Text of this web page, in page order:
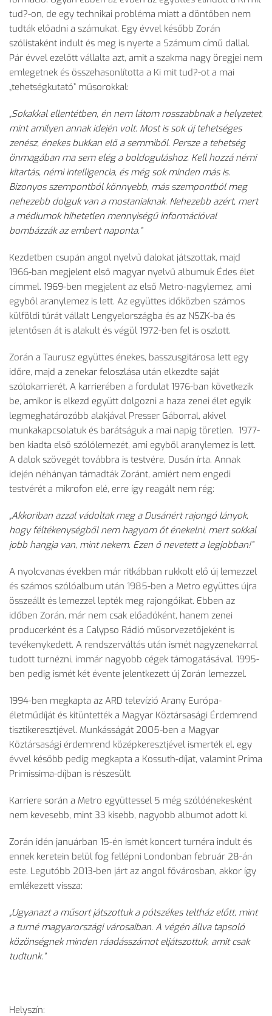
tud?-on, de egy technikai probléma miatt a döntőben nem
tudták előadni a számukat. Egy évvel később Zorán
szólistaként indult és meg is nyerte a Számum című dallal.
Pár évvel ezelőtt vállalta azt, amit a szakma nagy öregjei nem
emlegetnek és összehasonlította a Ki mit tud?-ot a mai
„tehetségkutató” műsorokkal:
„Sokakkal ellentétben, én nem látom rosszabbnak a helyzetet,
mint amilyen annak idején volt. Most is sok új tehetséges
zenész, énekes bukkan elő a semmiből. Persze a tehetség
önmagában ma sem elég a boldoguláshoz. Kell hozzá némi
kitartás, némi intelligencia, és még sok minden más is.
Bizonyos szempontból könnyebb, más szempontból meg
nehezebb dolguk van a mostaniaknak. Nehezebb azért, mert
a médiumok hihetetlen mennyiségű információval
bombázzák az embert naponta.”
Kezdetben csupán angol nyelvű dalokat játszottak, majd
1966-ban megjelent első magyar nyelvű albumuk Édes élet
címmel. 1969-ben megjelent az első Metro-nagylemez, ami
egyből aranylemez is lett. Az együttes időközben számos
külföldi túrát vállalt Lengyelországba és az NSZK-ba és
jelentősen át is alakult és végül 1972-ben fel is oszlott.
Zorán a Taurusz együttes énekes, basszusgitárosa lett egy
időre, majd a zenekar feloszlása után elkezdte saját
szólokarrierét. A karrierében a fordulat 1976-ban következik
be, amikor is elkezd együtt dolgozni a haza zenei élet egyik
legmeghatározóbb alakjával Presser Gáborral, akivel
munkakapcsolatuk és barátságuk a mai napig töretlen. 1977-
ben kiadta első szólólemezét, ami egyből aranylemez is lett.
A dalok szövegét továbbra is testvére, Dusán írta. Annak
idején néhányan támadták Zoránt, amiért nem engedi
testvérét a mikrofon elé, erre így reagált nem rég:
„Akkoriban azzal vádoltak meg a Dusánért rajongó lányok,
hogy féltékenységből nem hagyom őt énekelni, mert sokkal
jobb hangja van, mint nekem. Ezen ő nevetett a legjobban!”
A nyolcvanas években már ritkábban rukkolt elő új lemezzel
és számos szólóalbum után 1985-ben a Metro együttes újra
összeállt és lemezzel lepték meg rajongóikat. Ebben az
időben Zorán, már nem csak előadóként, hanem zenei
producerként és a Calypso Rádió műsorvezetőjeként is
tevékenykedett. A rendszerváltás után ismét nagyzenekarral
tudott turnézni, immár nagyobb cégek támogatásával. 1995-
ben pedig ismét két évente jelentkezett új Zorán lemezzel.
1994-ben megkapta az ARD televízió Arany Európa-
életműdíját és kitüntették a Magyar Köztársasági Érdemrend
tisztikeresztjével. Munkásságát 2005-ben a Magyar
Köztársasági érdemrend középkeresztjével ismerték el, egy
évvel később pedig megkapta a Kossuth-díjat, valamint Príma
Primissima-díjban is részesült.
Karriere során a Metro együttessel 5 még szólóénekesként
nem kevesebb, mint 33 kisebb, nagyobb albumot adott ki.
Zorán idén januárban 15-én ismét koncert turnéra indult és
ennek keretein belül fog fellépni Londonban február 28-án
este. Legutóbb 2013-ben járt az angol fővárosban, akkor így
emlékezett vissza:
„Ugyanazt a műsort játszottuk a pótszékes teltház előtt, mint
a turné magyarországi városaiban. A végén állva tapsoló
közönségnek minden ráadásszámot eljátszottuk, amit csak
tudtunk.”
Helyszín: